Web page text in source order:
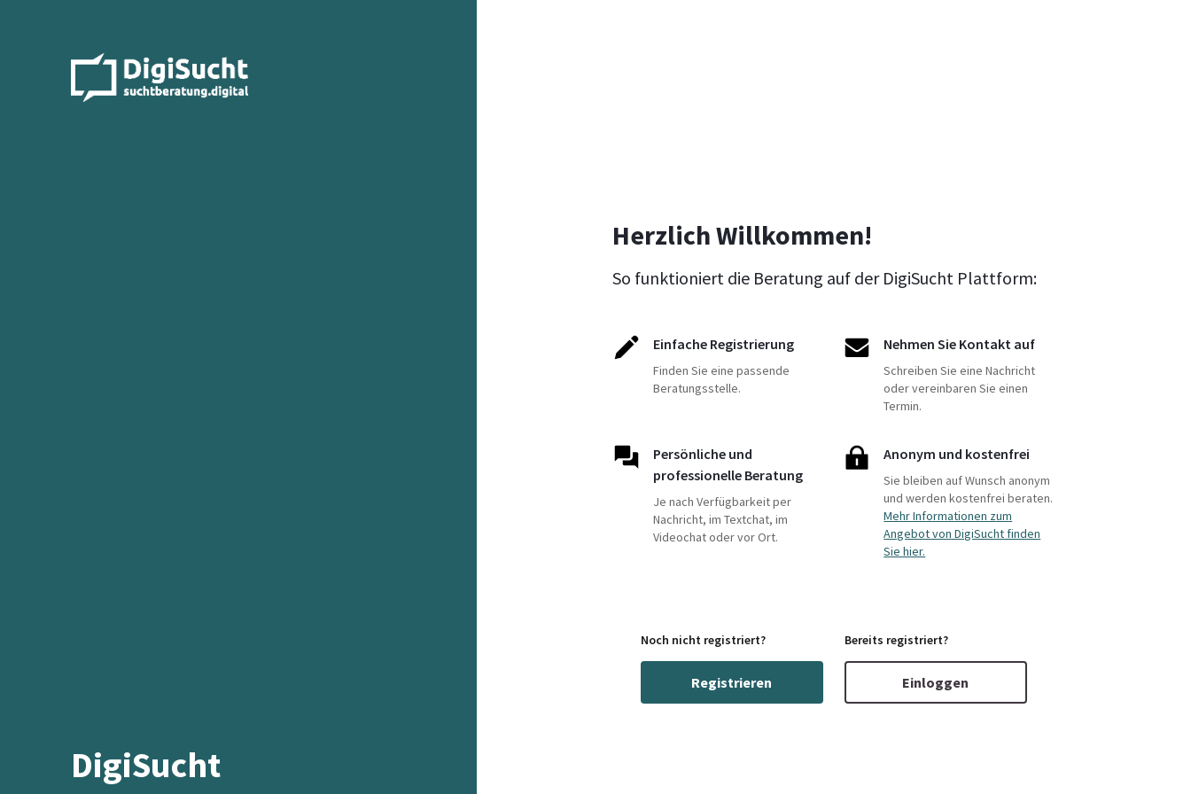
DigiSucht
Herzlich Willkommen!
So funktioniert die Beratung auf der DigiSucht Plattform:
Einfache Registrierung
Finden Sie eine passende
Beratungsstelle.
Nehmen Sie Kontakt auf
Schreiben Sie eine Nachricht
oder vereinbaren Sie einen
Termin.
Persönliche und
professionelle Beratung
Je nach Verfügbarkeit per
Nachricht, im Textchat, im
Videochat oder vor Ort.
Anonym und kostenfrei
Sie bleiben auf Wunsch anonym
und werden kostenfrei beraten.
Mehr Informationen zum
Angebot von DigiSucht finden
Sie hier.
Noch nicht registriert?
Registrieren
Bereits registriert?
Einloggen